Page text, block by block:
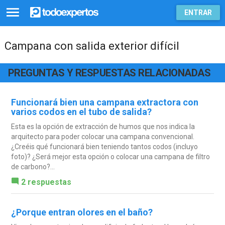
ENTRAR
Campana con salida exterior difícil
PREGUNTAS Y RESPUESTAS RELACIONADAS
Funcionará bien una campana extractora con
varios codos en el tubo de salida?
Esta es la opción de extracción de humos que nos indica la
arquitecto para poder colocar una campana convencional.
¿Creéis qué funcionará bien teniendo tantos codos (incluyo
foto)? ¿Será mejor esta opción o colocar una campana de filtro
de carbono?...
2 respuestas
¿Porque entran olores en el baño?